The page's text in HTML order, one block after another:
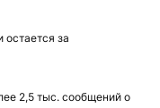
за
2,5 тыс. сообщений о